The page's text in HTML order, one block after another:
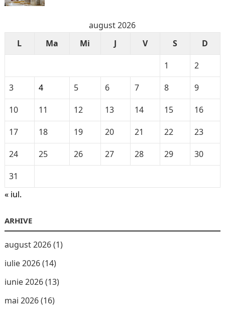
august 2026
L
Ma Mi J V S
D
1
2
3
4 5 6 7 8
9
10
11 12 13 14 15
16
17
18 19 20 21 22
23
24
25 26 27 28 29
30
31
« iul.
ARHIVE
august 2026(1)
iulie 2026(14)
iunie 2026(13)
mai 2026(16)